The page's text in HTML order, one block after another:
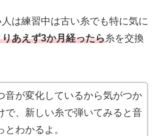
は練習中は古い糸でも特に気に
りあえず3か月経ったら糸を交換
音が変化しているから気がつか
で、新しい糸で弾いてみると音
わかるよ。